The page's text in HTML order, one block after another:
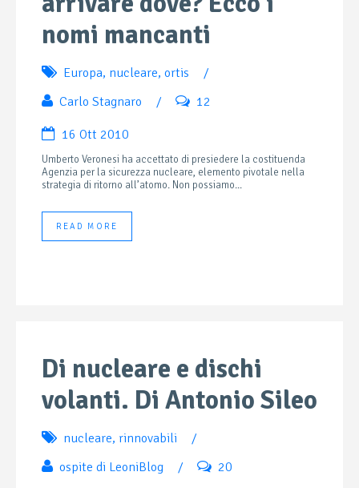
nomi mancanti
Europa, nucleare, ortis
/
Carlo Stagnaro
/ 12
16 Ott 2010
Umberto Veronesi ha accettato di presiedere la costituenda
Agenzia per la sicurezza nucleare, elemento pivotale nella
strategia di ritorno all’atomo. Non possiamo...
READ MORE
Di nucleare e dischi
volanti. Di Antonio Sileo
nucleare, rinnovabili
/
ospite di LeoniBlog
/ 20